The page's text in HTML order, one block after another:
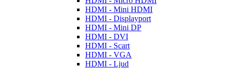
HDMI - Mini HDMI
HDMI - Displayport
HDMI - Mini DP
HDMI - DVI
HDMI - Scart
HDMI - VGA
HDMI - Ljud